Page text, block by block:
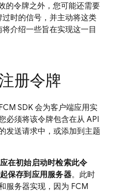
的令牌之外，您可能还需要
时的信号，并主动将这类
介绍一些旨在实现这一目
册令牌
SDK 会为客户端应用实
必须将该令牌包含在从 API
发送请求中，或添加到主题
在初始启动时检索此令
保存到应用服务器。此时
服务器实现，因为 FCM